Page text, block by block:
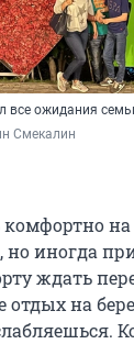
все ожидания
Смекалин
иногда
ждать
отдых на